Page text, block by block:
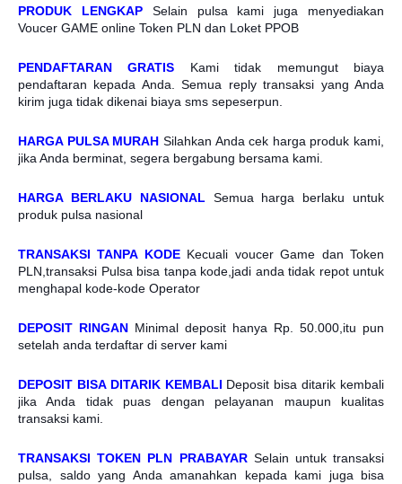
PRODUK LENGKAPSelain pulsa kami juga menyediakan
Voucer GAME online Token PLN dan Loket PPOB
PENDAFTARAN GRATIS Kami tidak memungut biaya
pendaftaran kepada Anda. Semua reply transaksi yang Anda
kirim juga tidak dikenai biaya sms sepeserpun.
HARGA PULSA MURAH Silahkan Anda cek harga produk kami,
jika Anda berminat, segera bergabung bersama kami.
HARGA BERLAKU NASIONAL Semua harga berlaku untuk
produk pulsa nasional
TRANSAKSI TANPA KODEKecuali voucer Game dan Token
PLN,transaksi Pulsa bisa tanpa kode,jadi anda tidak repot untuk
menghapal kode-kode Operator
DEPOSIT RINGAN Minimal deposit hanya Rp. 50.000,itu pun
setelah anda terdaftar di server kami
DEPOSIT BISA DITARIK KEMBALI Deposit bisa ditarik kembali
jika Anda tidak puas dengan pelayanan maupun kualitas
transaksi kami.
TRANSAKSI TOKEN PLN PRABAYAR Selain untuk transaksi
pulsa, saldo yang Anda amanahkan kepada kami juga bisa